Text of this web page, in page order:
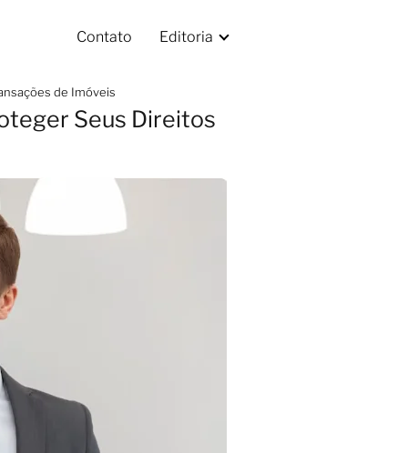
Contato Editoria
de Imóveis
Seus Direitos